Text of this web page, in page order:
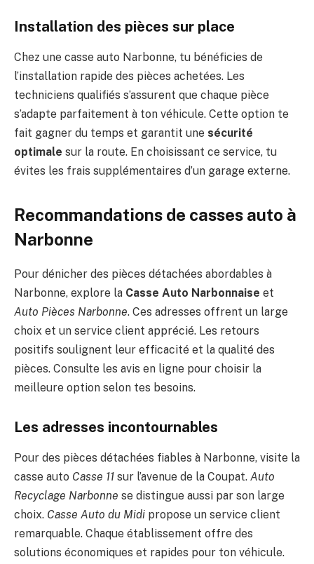
Installation des pièces sur place
Chez une casse auto Narbonne, tu bénéficies de
l’installation rapide des pièces achetées. Les
techniciens qualifiés s’assurent que chaque pièce
s’adapte parfaitement à ton véhicule. Cette option te
fait gagner du temps et garantit une sécurité
optimale sur la route. En choisissant ce service, tu
évites les frais supplémentaires d’un garage externe.
Recommandations de casses auto à
Narbonne
Pour dénicher des pièces détachées abordables à
Narbonne, explore la Casse Auto Narbonnaise et
Auto Pièces Narbonne. Ces adresses offrent un large
choix et un service client apprécié. Les retours
positifs soulignent leur efficacité et la qualité des
pièces. Consulte les avis en ligne pour choisir la
meilleure option selon tes besoins.
Les adresses incontournables
Pour des pièces détachées fiables à Narbonne, visite la
casse auto Casse 11 sur l’avenue de la Coupat. Auto
Recyclage Narbonne se distingue aussi par son large
choix. Casse Auto du Midi propose un service client
remarquable. Chaque établissement offre des
solutions économiques et rapides pour ton véhicule.